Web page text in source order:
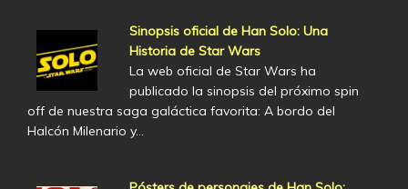
Sinopsis oficial de Han Solo: Una
Historia de Star Wars
La web oficial de Star Wars ha
publicado la sinopsis del próximo spin
off de nuestra saga galáctica favorita: A bordo del
Halcón Milenario y…